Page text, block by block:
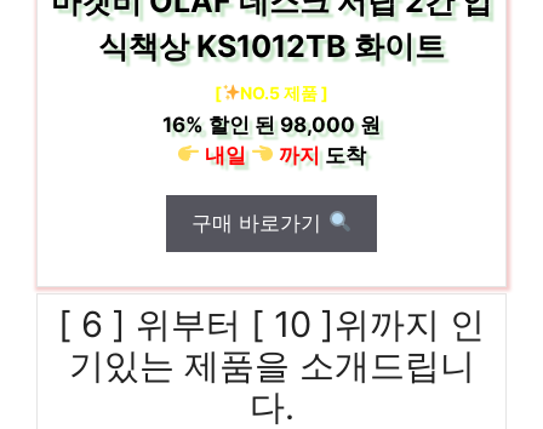
식책상 KS1012TB 화이트
[ NO.5 제품 ]
16% 할인 된98,000 원
내일
까지도착
구매 바로가기
[ 6 ] 위부터 [ 10 ]위까지 인
기있는 제품을 소개드립니
다.